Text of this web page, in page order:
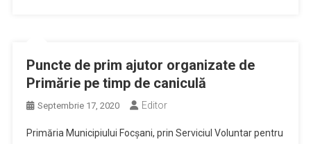
Puncte de prim ajutor organizate de
Primărie pe timp de caniculă
Septembrie 17, 2020 Editor
Primăria Municipiului Focșani, prin Serviciul Voluntar pentru